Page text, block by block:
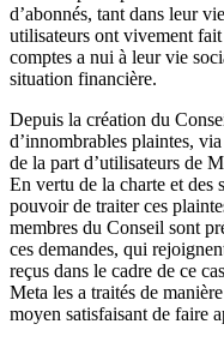
d’abonnés, tant dans leur
utilisateurs ont vivement
comptes a nui à leur vie
situation financière.
Depuis la création du
d’innombrables plaintes,
de la part d’utilisateurs de
En vertu de la charte et des
pouvoir de traiter ces
membres du Conseil sont
ces demandes, qui
reçus dans le cadre de ce
Meta les a traités de
moyen satisfaisant de faire